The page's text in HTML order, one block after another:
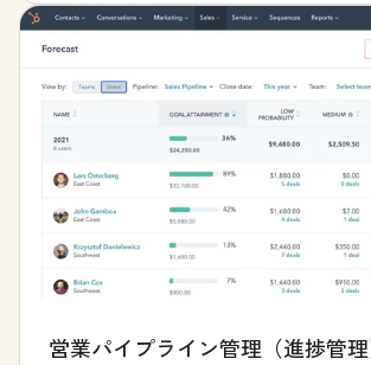
営業パイプライン管理（進捗管理